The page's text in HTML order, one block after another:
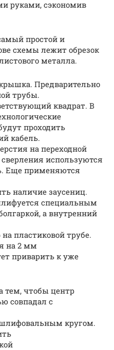
руками, сэкономив
простой и
схемы лежит обрезок
металла.
Предварительно
трубы.
квадрат. В
проходить
кабель.
на переходной
используются
Еще применяются
наличие заусениц.
специальным
а внутренний
пластиковой трубе.
на 2 мм
приварить к уже
тем, чтобы центр
совпадал с
кругом.